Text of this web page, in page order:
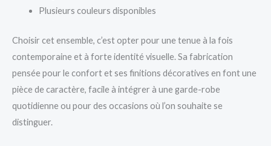
Plusieurs couleurs disponibles
Choisir cet ensemble, c’est opter pour une tenue à la fois
contemporaine et à forte identité visuelle. Sa fabrication
pensée pour le confort et ses finitions décoratives en font une
pièce de caractère, facile à intégrer à une garde-robe
quotidienne ou pour des occasions où l’on souhaite se
distinguer.